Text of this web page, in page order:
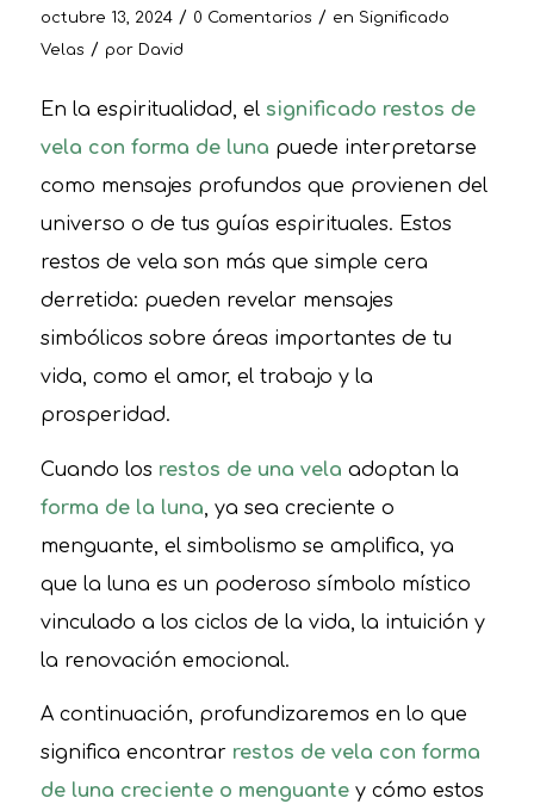
octubre 13, 2024 / 0 Comentarios / en Significado
Velas / por David
En la espiritualidad, el significado restos de
vela con forma de luna puede interpretarse
como mensajes profundos que provienen del
universo o de tus guías espirituales. Estos
restos de vela son más que simple cera
derretida: pueden revelar mensajes
simbólicos sobre áreas importantes de tu
vida, como el amor, el trabajo y la
prosperidad.
Cuando los restos de una vela adoptan la
forma de la luna, ya sea creciente o
menguante, el simbolismo se amplifica, ya
que la luna es un poderoso símbolo místico
vinculado a los ciclos de la vida, la intuición y
la renovación emocional.
A continuación, profundizaremos en lo que
significa encontrar restos de vela con forma
de luna creciente o menguantey cómo estos